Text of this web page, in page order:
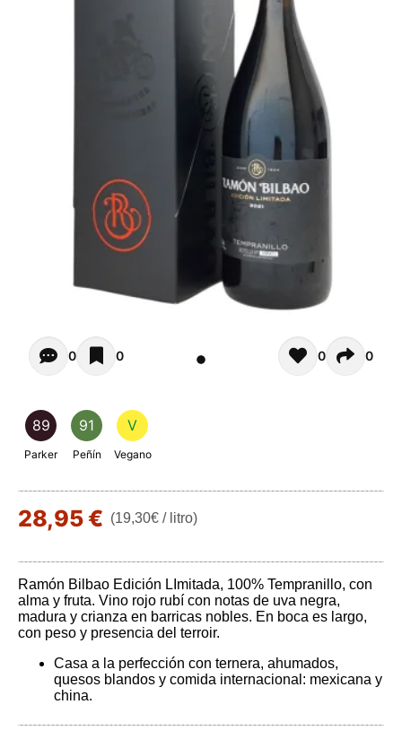
Opiniones de clientes - Actualmente no hay
0 0 0 0
89
Parker
91
Peñín
V
Vegano
28,95 € (19,30€ / litro)
Ramón Bilbao Edición LImitada, 100% Tempranillo, con
alma y fruta. Vino rojo rubí con notas de uva negra,
madura y crianza en barricas nobles. En boca es largo,
con peso y presencia del terroir.
Casa a la perfección con ternera, ahumados,
quesos blandos y comida internacional: mexicana y
china.